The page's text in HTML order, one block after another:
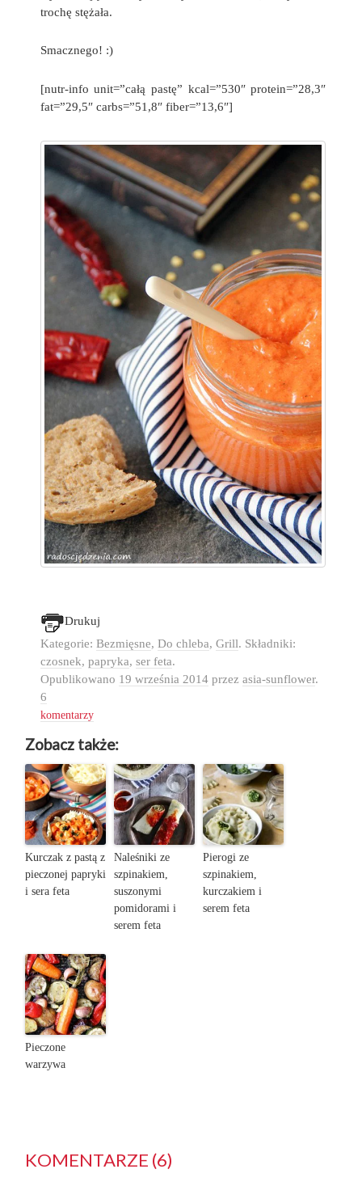
trochę stężała.
Smacznego! :)
[nutr-info unit=”całą pastę” kcal=”530″ protein=”28,3″
fat=”29,5″ carbs=”51,8″ fiber=”13,6″]
Drukuj
Kategorie: Bezmięsne, Do chleba, Grill. Składniki:
czosnek, papryka, ser feta.
Opublikowano 19 września 2014przez asia-sunflower.
6
komentarzy
Zobacz także:
Kurczak z pastą z
pieczonej papryki
i sera feta
Naleśniki ze
szpinakiem,
suszonymi
pomidorami i
serem feta
Pierogi ze
szpinakiem,
kurczakiem i
serem feta
Pieczone
warzywa
KOMENTARZE (6)